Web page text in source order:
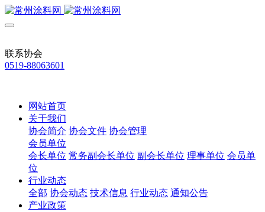
联系协会
0519-88063601
网站首页
关于我们
协会简介 协会文件 协会管理
会员单位
会长单位 常务副会长单位 副会长单位 理事单位 会员单
位
行业动态
全部 协会动态 技术信息 行业动态 通知公告
产业政策